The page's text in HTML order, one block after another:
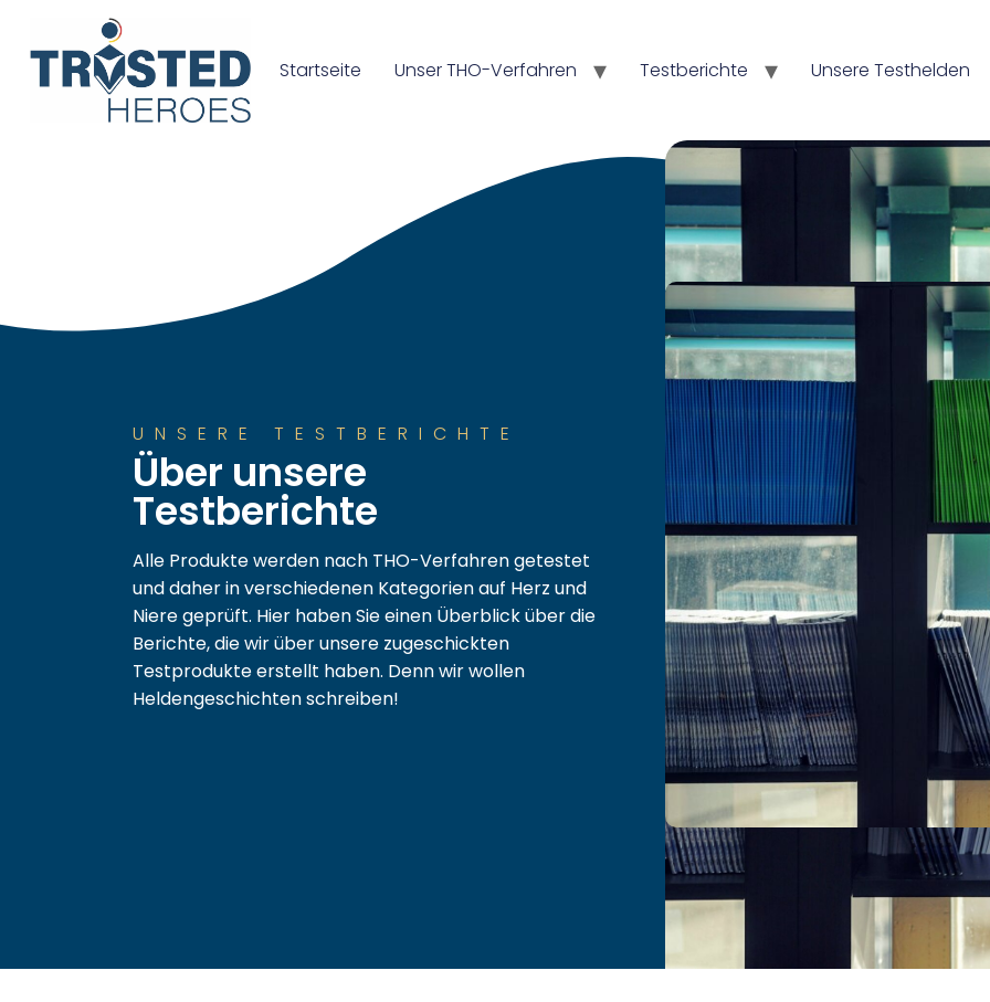
Startseite Unser THO-Verfahren Testberichte Unsere Testhelden
UNSERE TESTBERICHTE
Über unsere
Testberichte
Alle Produkte werden nach THO-Verfahrengetestet
und daher in verschiedenen Kategorien auf Herz und
Niere geprüft. Hier haben Sie einen Überblick über die
Berichte, die wir über unsere zugeschickten
Testprodukte erstellt haben. Denn wir wollen
Heldengeschichten schreiben!